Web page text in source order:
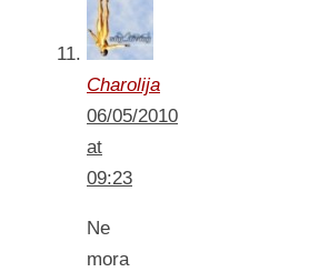
Charolija
06/05/2010
at
09:23
Ne
mora